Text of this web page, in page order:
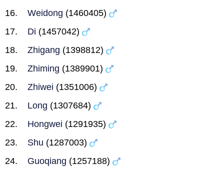
Weidong (1460405)
Di (1457042)
Zhigang (1398812)
Zhiming (1389901)
Zhiwei (1351006)
Long (1307684)
Hongwei (1291935)
Shu (1287003)
Guoqiang (1257188)